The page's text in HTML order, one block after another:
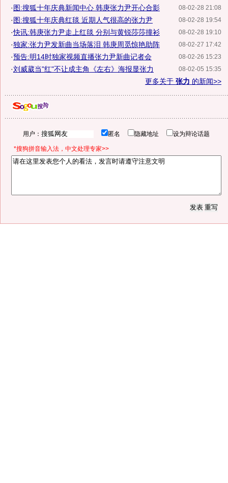
08-02-28 21:08
·图:搜狐十年庆典新闻中心 韩庚张力尹开心合影
08-02-28 19:54
·图:搜狐十年庆典红毯 近期人气很高的张力尹
08-02-28 19:10
·快讯:韩庚张力尹走上红毯 分别与黄锐莎莎撞衫
08-02-27 17:42
·独家:张力尹发新曲当场落泪 韩庚周觅惊艳助阵
08-02-26 15:23
·预告:明14时独家视频直播张力尹新曲记者会
08-02-05 15:35
·刘威葳当"红"不让成主角《左右》海报显张力
更多关于 张力 的新闻>>
用户： 匿名 隐藏地址 设为辩论话题
*搜狗拼音输入法，中文处理专家>>